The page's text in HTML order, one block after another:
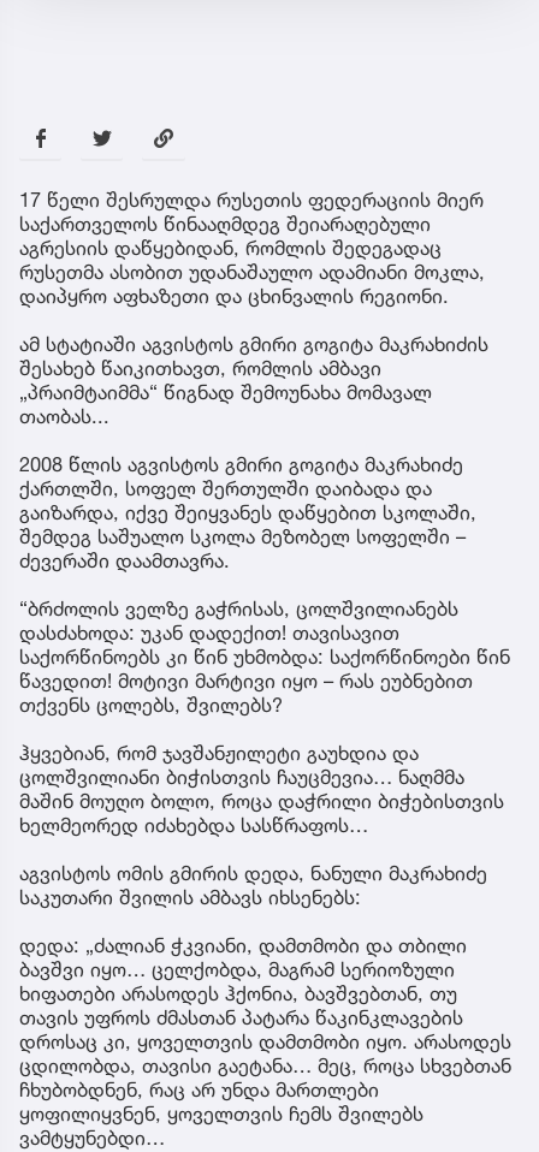
17 წელი შესრულდა რუსეთის ფედერაციის მიერ
საქართველოს წინააღმდეგ შეიარაღებული
აგრესიის დაწყებიდან, რომლის შედეგადაც
რუსეთმა ასობით უდანაშაულო ადამიანი მოკლა,
დაიპყრო აფხაზეთი და ცხინვალის რეგიონი.
ამ სტატიაში აგვისტოს გმირი გოგიტა მაკრახიძის
შესახებ წაიკითხავთ, რომლის ამბავი
„პრაიმტაიმმა“ წიგნად შემოუნახა მომავალ
თაობას...
2008 წლის აგვისტოს გმირი გოგიტა მაკრახიძე
ქართლში, სოფელ შერთულში დაიბადა და
გაიზარდა, იქვე შეიყვანეს დაწყებით სკოლაში,
შემდეგ საშუალო სკოლა მეზობელ სოფელში –
ძევერაში დაამთავრა.
“ბრძოლის ველზე გაჭრისას, ცოლშვილიანებს
დასძახოდა: უკან დადექით! თავისავით
საქორწინოებს კი წინ უხმობდა: საქორწინოები წინ
წავედით! მოტივი მარტივი იყო – რას ეუბნებით
თქვენს ცოლებს, შვილებს?
ჰყვებიან, რომ ჯავშანჟილეტი გაუხდია და
ცოლშვილიანი ბიჭისთვის ჩაუცმევია… ნაღმმა
მაშინ მოუღო ბოლო, როცა დაჭრილი ბიჭებისთვის
ხელმეორედ იძახებდა სასწრაფოს…
აგვისტოს ომის გმირის დედა, ნანული მაკრახიძე
საკუთარი შვილის ამბავს იხსენებს:
დედა: „ძალიან ჭკვიანი, დამთმობი და თბილი
ბავშვი იყო… ცელქობდა, მაგრამ სერიოზული
ხიფათები არასოდეს ჰქონია, ბავშვებთან, თუ
თავის უფროს ძმასთან პატარა წაკინკლავების
დროსაც კი, ყოველთვის დამთმობი იყო. არასოდეს
ცდილობდა, თავისი გაეტანა… მეც, როცა სხვებთან
ჩხუბობდნენ, რაც არ უნდა მართლები
ყოფილიყვნენ, ყოველთვის ჩემს შვილებს
ვამტყუნებდი…